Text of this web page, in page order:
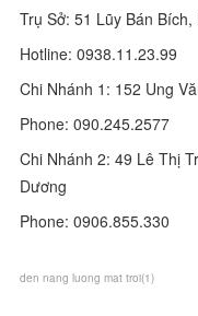
Trụ Sở: 51 Lũy Bán Bích,
Hotline: 0938.11.23.99
Chi Nhánh 1: 152 Ung
Phone: 090.245.2577
Chi Nhánh 2: 49 Lê Thị
Dương
Phone: 0906.855.330
den nang luong mat troi(1)